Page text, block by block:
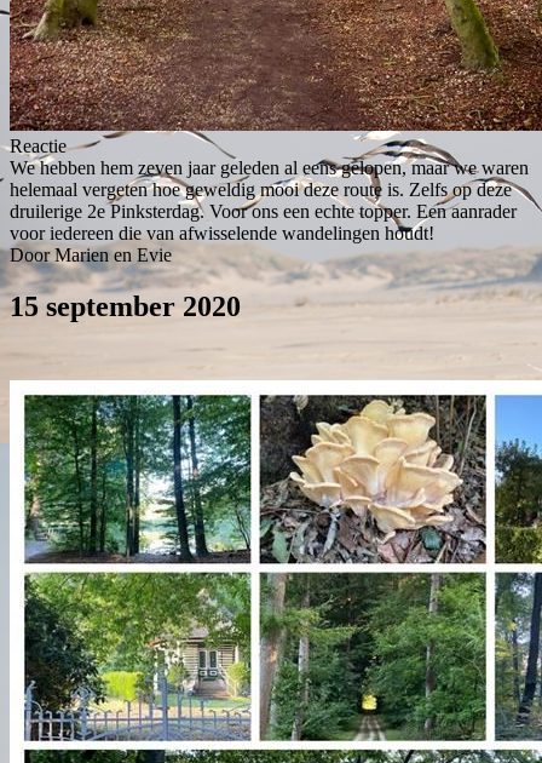
Reactie
We hebben hem zeven jaar geleden al eens gelopen, maar we waren
helemaal vergeten hoe geweldig mooi deze route is. Zelfs op deze
druilerige 2e Pinksterdag. Voor ons een echte topper. Een aanrader
voor iedereen die van afwisselende wandelingen houdt!
Door Marien en Evie
15 september 2020